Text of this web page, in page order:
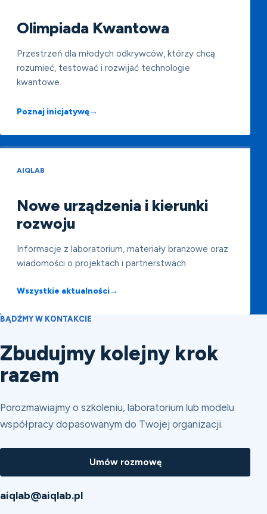
Olimpiada Kwantowa
Przestrzeń dla młodych odkrywców, którzy chcą
rozumieć, testować i rozwijać technologie
kwantowe.
Poznaj inicjatywę→
AIQLAB
Nowe urządzenia i kierunki
rozwoju
Informacje z laboratorium, materiały branżowe oraz
wiadomości o projektach i partnerstwach.
Wszystkie aktualności→
BĄDŹMY W KONTAKCIE
Zbudujmy kolejny krok
razem
Porozmawiajmy o szkoleniu, laboratorium lub modelu
współpracy dopasowanym do Twojej organizacji.
Umów rozmowę
aiqlab@aiqlab.pl